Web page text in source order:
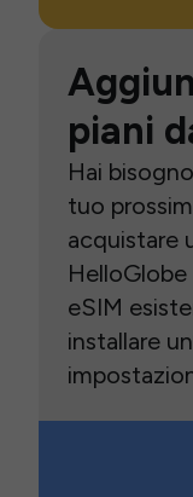
piani
Hai
tuo
acquistare
eSIM
installare